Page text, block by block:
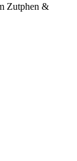
Zutphen &